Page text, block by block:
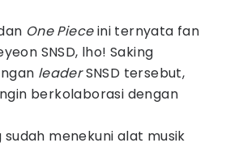
One Pieceini ternyata fan
SNSD, lho! Saking
leaderSNSD tersebut,
berkolaborasi dengan
menekuni alat musik